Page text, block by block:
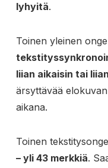
lyhyitä.
Toinen yleinen
liian aikaisin tai
ärsyttävää
aikana.
Toinen
– yli 43 merkkiä.